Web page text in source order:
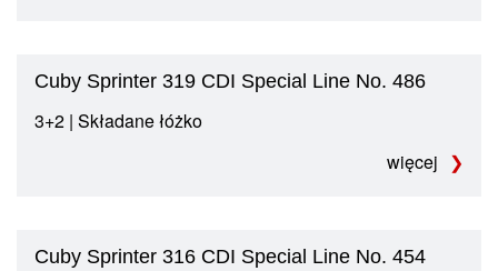
Cuby Sprinter 319 CDI Special Line No. 486
3+2 | Składane łóżko
więcej
Cuby Sprinter 316 CDI Special Line No. 454